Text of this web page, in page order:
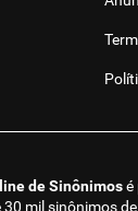
de Sinônimosé
mil sinônimos